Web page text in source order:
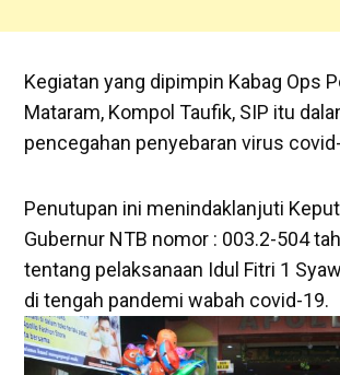
Kegiatan yang dipimpin Kabag Ops
Mataram, Kompol Taufik, SIP itu
pencegahan penyebaran virus
Penutupan ini menindaklanjuti
Gubernur NTB nomor : 003.2-504
tentang pelaksanaan Idul Fitri 1
di tengah pandemi wabah covid-19.